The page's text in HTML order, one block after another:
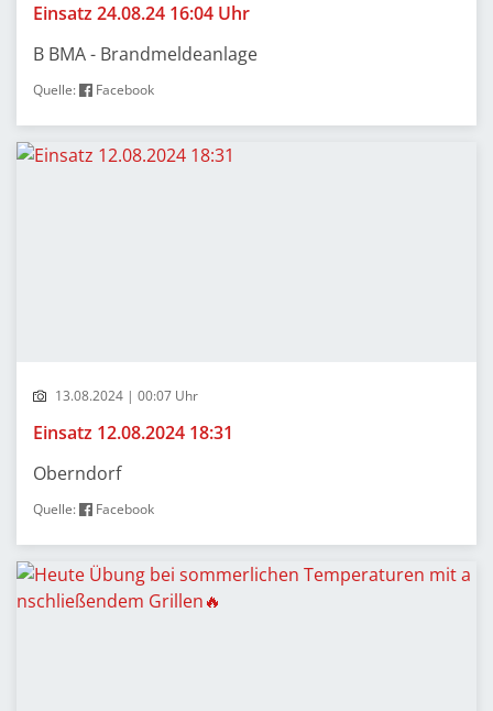
Einsatz 24.08.24 16:04 Uhr
B BMA - Brandmeldeanlage
Quelle: Facebook
13.08.2024 | 00:07 Uhr
Einsatz 12.08.2024 18:31
Oberndorf
Quelle: Facebook